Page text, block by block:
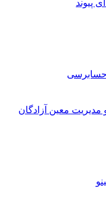
پیوند
معین آزادگان